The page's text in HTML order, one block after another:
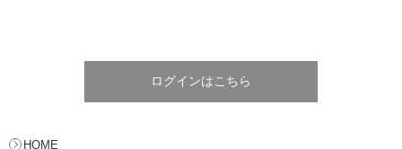
ログインはこちら
HOME